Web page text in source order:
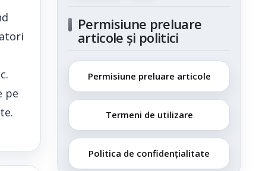
pe
Permisiune preluare
articole și politici
Permisiune preluare articole
Termeni de utilizare
Politica de confidențialitate